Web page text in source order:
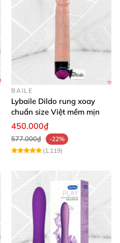
BAILE
Lybaile Dildo rung xoay
chuẩn size Việt mềm mịn
450.000₫
577.000₫
-22%
(1,119)